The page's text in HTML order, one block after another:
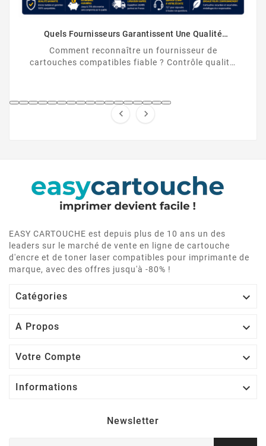
Quels Fournisseurs Garantissent Une Qualité
Compatibles ?
Comment reconnaître un fournisseur de
cartouches compatibles fiable ? Contrôle qualité,
 
EASY CARTOUCHE est depuis plus de 10 ans un des
leaders sur le marché de vente en ligne de cartouche
d'encre et de toner laser compatibles pour imprimante de
marque, avec des offres jusqu'à -80% !
Catégories 
A Propos 
Votre Compte 
Informations 
Newsletter